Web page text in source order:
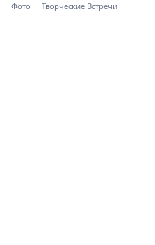
Фото
Творческие Встречи